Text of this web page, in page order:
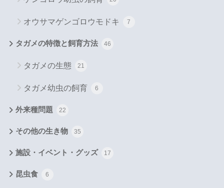
オウサマゲンゴロウモドキ 7
タガメの特徴と飼育方法 46
タガメの生態 21
タガメ幼虫の飼育 6
外来種問題 22
その他の生き物 35
施設・イベント・グッズ 17
昆虫食 6